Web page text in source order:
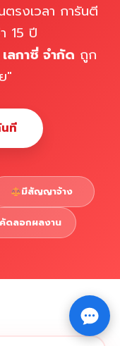
วิทยานิพนธ์ รับทำ⇧
รงเวลา การันตี
15 ปี
ลกาซี่ จำกัด ถูก
"
ที
มีสัญญาจ้าง
ดลอกผลงาน